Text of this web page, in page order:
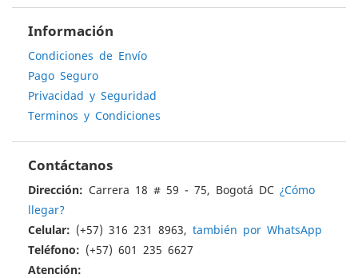
Información
Condiciones de Envío
Pago Seguro
Privacidad y Seguridad
Terminos y Condiciones
Contáctanos
Dirección: Carrera 18 # 59 - 75, Bogotá DC ¿Cómo
llegar?
Celular: (+57) 316 231 8963, también por WhatsApp
Teléfono: (+57) 601 235 6627
Atención: